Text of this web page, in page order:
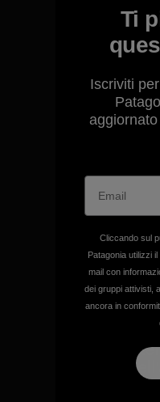
Ci
Scopri di più
a
Ti
Iscriviti
Cliccando sul
Patagonia utilizzi
mail con
dei gruppi attivisti,
ancora in